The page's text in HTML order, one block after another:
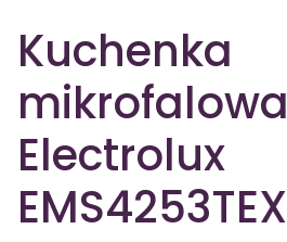
Kuchenka
mikrofalowa
Electrolux
EMS4253TEX